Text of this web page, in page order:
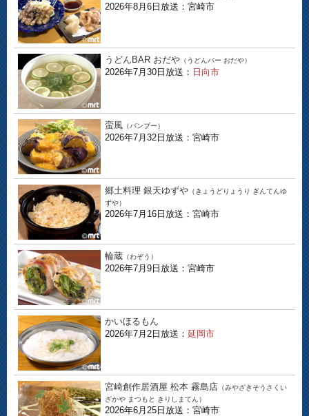
2026年8月6日放送：宮崎市
うどんBAR おだや （うどんバー おだや）
2026年7月30日放送： 日向市
蛮風 （バンブー）
2026年7月32日放送：宮崎市
郷土料理 銀天ゆずや （きょうどりょうり ぎんてんゆ
ずや）
2026年7月16日放送：宮崎市
輪蔵 （わぞう）
2026年7月9日放送：宮崎市
かいほるもん
2026年7月2日放送： 延岡市
宮崎創作居酒屋 松本 霧島店 （みやざきそうさくい
ざかや まつもと きりしまてん）
2026年6月25日放送：宮崎市